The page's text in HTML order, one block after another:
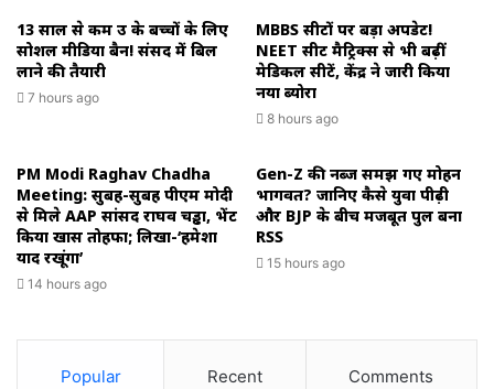
13 साल से कम उम्र के बच्चों के लिए
सोशल मीडिया बैन! संसद में बिल
लाने की तैयारी
7 hours ago
MBBS सीटों पर बड़ा अपडेट!
NEET सीट मैट्रिक्स से भी बढ़ीं
मेडिकल सीटें, केंद्र ने जारी किया
नया ब्योरा
8 hours ago
PM Modi Raghav Chadha
Meeting: सुबह-सुबह पीएम मोदी
से मिले AAP सांसद राघव चड्ढा, भेंट
किया खास तोहफा; लिखा-‘हमेशा
याद रखूंगा’
14 hours ago
Gen-Z की नब्ज समझ गए मोहन
भागवत? जानिए कैसे युवा पीढ़ी
और BJP के बीच मजबूत पुल बना
RSS
15 hours ago
Popular Recent Comments